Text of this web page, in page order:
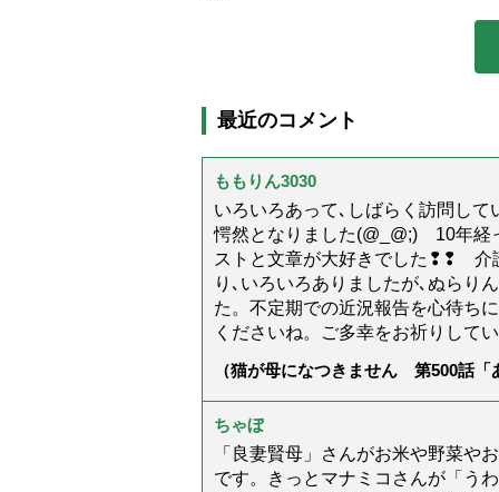
最近のコメント
ももりん3030
いろいろあって､しばらく訪問し
愕然となりました(@_@;) 10年経
ストと文章が大好きでした❢❢ 介
り､いろいろありましたが､ぬらり
た。不定期での近況報告を心待ち
くださいね。ご多幸をお祈りして
（猫が母になつきません 第500話「
ちゃぼ
「良妻賢母」さんがお米や野菜や
です。きっとマナミコさんが「う